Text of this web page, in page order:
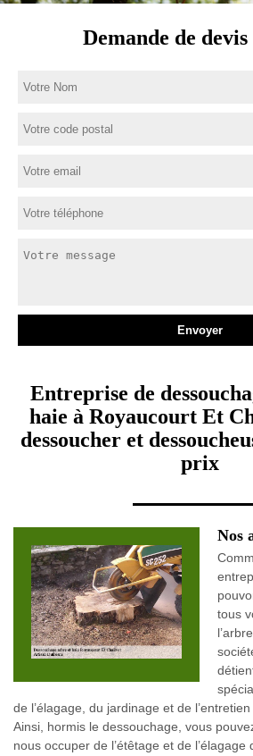
Demande de
Entreprise de
haie à Royaucourt Et
dessoucher et
prix
Nos
tous
de l’élagage, du jardinage et de
Ainsi, hormis le dessouchage, vous
nous occuper de l’étêtage et de